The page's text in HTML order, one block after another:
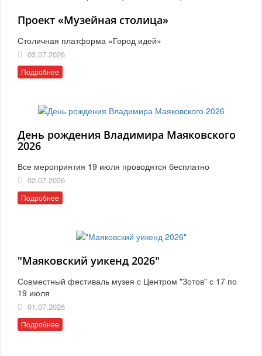
Проект «Музейная столица»
Столичная платформа «Город идей»
03.07.2026
Подробнее
День рождения Владимира Маяковского
2026
Все мероприятия 19 июля проводятся бесплатно
02.07.2026
Подробнее
"Маяковский уикенд 2026"
Совместный фестиваль музея с Центром "Зотов" с 17 по
19 июля
01.07.2026
Подробнее